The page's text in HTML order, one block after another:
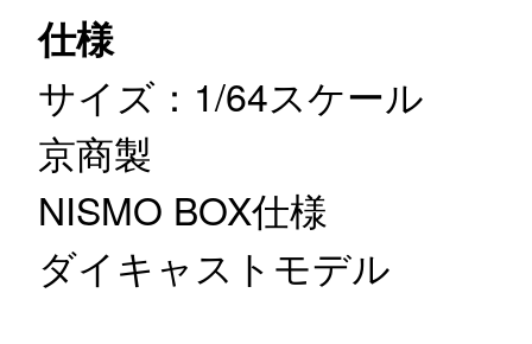
仕様
サイズ：1/64スケール
京商製
NISMO BOX仕様
ダイキャストモデル